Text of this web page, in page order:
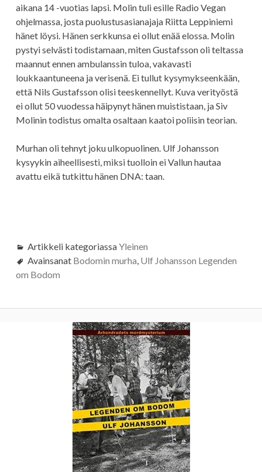
aikana 14 -vuotias lapsi. Molin tuli esille Radio Vegan
ohjelmassa, josta puolustusasianajaja Riitta Leppiniemi
hänet löysi. Hänen serkkunsa ei ollut enää elossa. Molin
pystyi selvästi todistamaan, miten Gustafsson oli teltassa
maannut ennen ambulanssin tuloa, vakavasti
loukkaantuneena ja verisenä. Ei tullut kysymykseenkään,
että Nils Gustafsson olisi teeskennellyt. Kuva verityöstä
ei ollut 50 vuodessa häipynyt hänen muististaan, ja Siv
Molinin todistus omalta osaltaan kaatoi poliisin teorian.
Murhan oli tehnyt joku ulkopuolinen. Ulf Johansson
kysyykin aiheellisesti, miksi tuolloin ei Vallun hautaa
avattu eikä tutkittu hänen DNA: taan.
Artikkeli kategoriassaYleinen
Avainsanat Bodomin murha, Ulf Johansson Legenden
om Bodom